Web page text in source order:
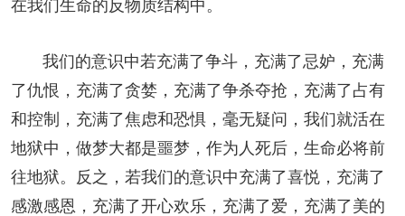
在我们生命的反物质结构中。
我们的意识中若充满了争斗，充满了忌妒，充满
了仇恨，充满了贪婪，充满了争杀夺抢，充满了占有
和控制，充满了焦虑和恐惧，毫无疑问，我们就活在
地狱中，做梦大都是噩梦，作为人死后，生命必将前
往地狱。反之，若我们的意识中充满了喜悦，充满了
感激感恩，充满了开心欢乐，充满了爱，充满了美的